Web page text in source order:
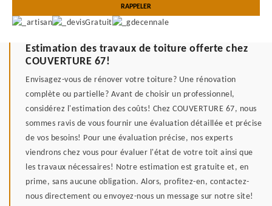
Estimation des travaux de toiture offerte chez
COUVERTURE 67!
Envisagez-vous de rénover votre toiture? Une rénovation
complète ou partielle? Avant de choisir un professionnel,
considérez l'estimation des coûts! Chez COUVERTURE 67, nous
sommes ravis de vous fournir une évaluation détaillée et précise
de vos besoins! Pour une évaluation précise, nos experts
viendrons chez vous pour évaluer l'état de votre toit ainsi que
les travaux nécessaires! Notre estimation est gratuite et, en
prime, sans aucune obligation. Alors, profitez-en, contactez-
nous directement ou envoyez-nous un message sur notre site!